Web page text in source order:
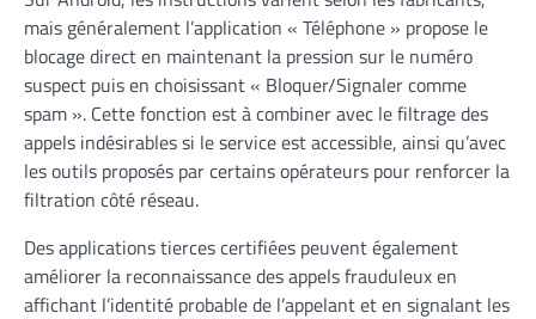
mais généralement l’application « Téléphone » propose le
blocage direct en maintenant la pression sur le numéro
suspect puis en choisissant « Bloquer/Signaler comme
spam ». Cette fonction est à combiner avec le filtrage des
appels indésirables si le service est accessible, ainsi qu’avec
les outils proposés par certains opérateurs pour renforcer la
filtration côté réseau.
Des applications tierces certifiées peuvent également
améliorer la reconnaissance des appels frauduleux en
affichant l’identité probable de l’appelant et en signalant les